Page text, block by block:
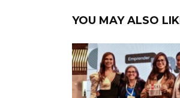
YOU MAY ALSO